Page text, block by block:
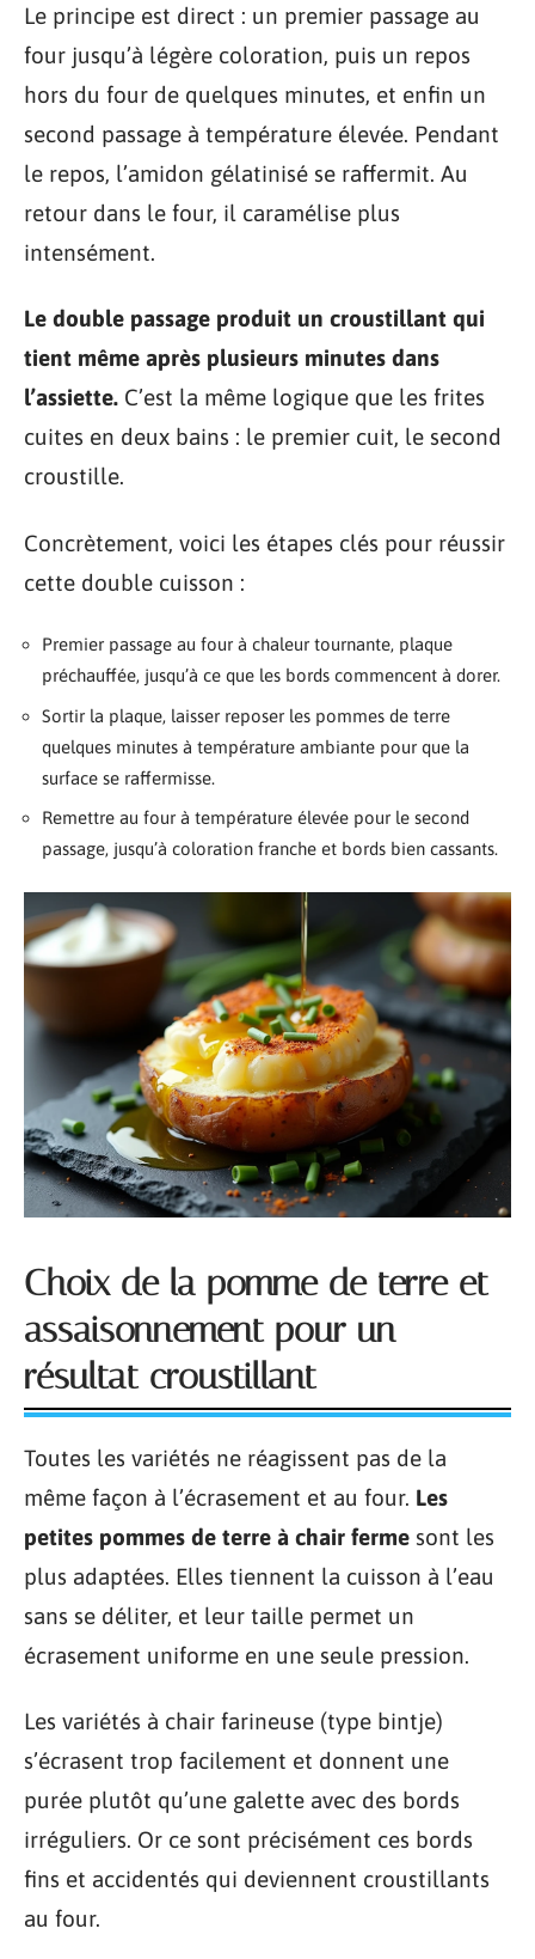
Le principe est direct : un premier passage au
four jusqu’à légère coloration, puis un repos
hors du four de quelques minutes, et enfin un
second passage à température élevée. Pendant
le repos, l’amidon gélatinisé se raffermit. Au
retour dans le four, il caramélise plus
intensément.
Le double passage produit un croustillant qui
tient même après plusieurs minutes dans
l’assiette. C’est la même logique que les frites
cuites en deux bains : le premier cuit, le second
croustille.
Concrètement, voici les étapes clés pour réussir
cette double cuisson :
Premier passage au four à chaleur tournante, plaque
préchauffée, jusqu’à ce que les bords commencent à dorer.
Sortir la plaque, laisser reposer les pommes de terre
quelques minutes à température ambiante pour que la
surface se raffermisse.
Remettre au four à température élevée pour le second
passage, jusqu’à coloration franche et bords bien cassants.
Choix de la pomme de terre et
assaisonnement pour un
résultat croustillant
Toutes les variétés ne réagissent pas de la
même façon à l’écrasement et au four. Les
petites pommes de terre à chair ferme sont les
plus adaptées. Elles tiennent la cuisson à l’eau
sans se déliter, et leur taille permet un
écrasement uniforme en une seule pression.
Les variétés à chair farineuse (type bintje)
s’écrasent trop facilement et donnent une
purée plutôt qu’une galette avec des bords
irréguliers. Or ce sont précisément ces bords
fins et accidentés qui deviennent croustillants
au four.